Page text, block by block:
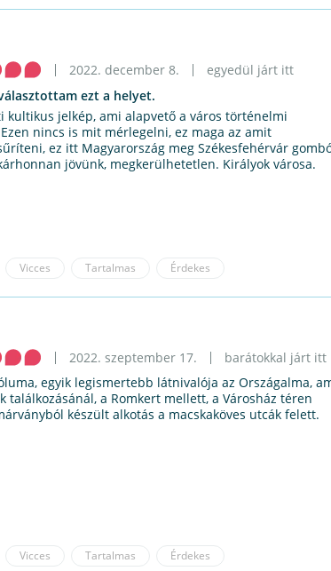
2022. december 8.
egyedül járt itt
ezt a helyet.
kultikus jelkép, ami alapvető a város történelmi
nincs is mit mérlegelni, ez maga az amit
ez itt Magyarország meg Székesfehérvár
jövünk, megkerülhetetlen. Királyok városa.
Vicces Tartalmas Érdekes
2022. szeptember 17.
barátokkal járt itt
egyik legismertebb látnivalója az Országalma,
találkozásánál, a Romkert mellett, a Városház téren
készült alkotás a macskaköves utcák felett.
Vicces Tartalmas Érdekes